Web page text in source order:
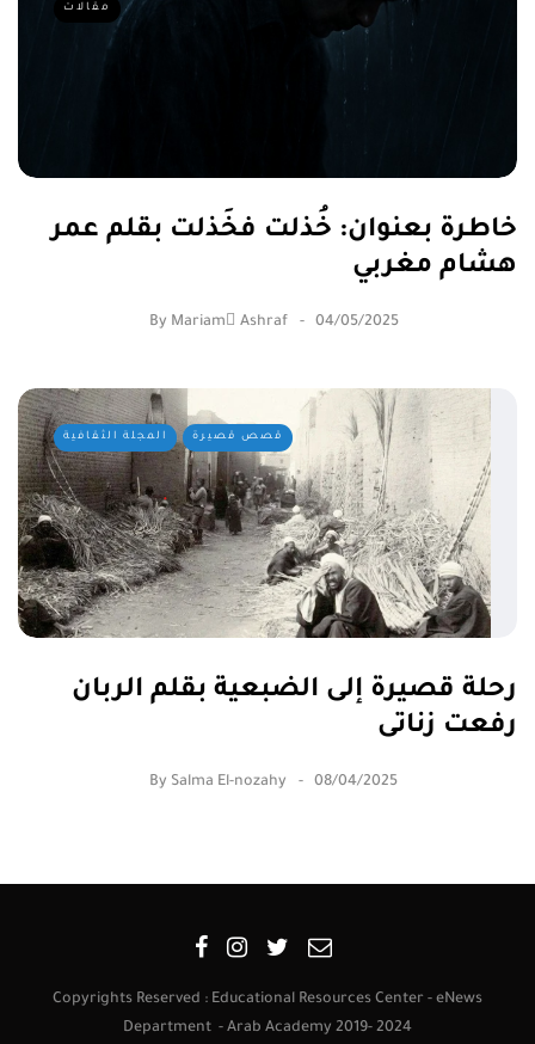
مقالات
خاطرة بعنوان: خُذلت فخَذلت بقلم عمر
هشام مغربي
By Mariam ِAshraf 04/05/2025
المجلة الثقافية قصص قصيرة
رحلة قصيرة إلى الضبعية بقلم الربان
رفعت زناتى
By Salma El-nozahy 08/04/2025
Copyrights Reserved : Educational Resources Center - eNews
Department - Arab Academy 2019- 2024